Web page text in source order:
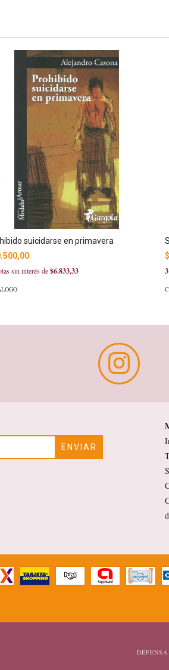
suicidarse en primavera
sin interés de$6.833,33 3